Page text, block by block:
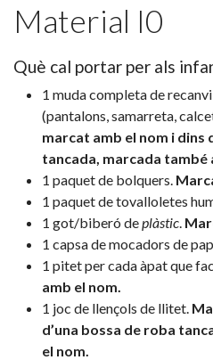
Material I0
Què cal portar per als
1 muda completa de
(pantalons, samarreta,
marcat amb el nom i dins
tancada, marcada també
1 paquet de bolquers.
1 paquet de tovalloletes
1 got/biberó deplàstic.
1 capsa de mocadors de
1 pitet per cada àpat que
amb el nom.
1 joc de llençols de llitet.
d’una bossa de roba
el nom.